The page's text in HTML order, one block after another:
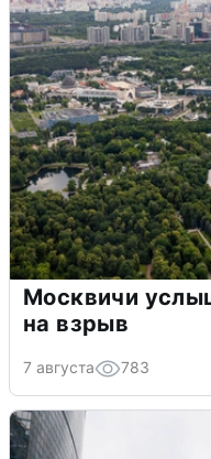
Москвичи
на взрыв
7 августа 783